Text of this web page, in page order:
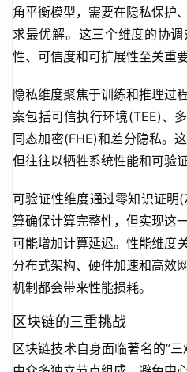
角平衡模型，需要在隐私保护
求最优解。这三个维度的协
性、可信度和可扩展性至关重要
隐私维度聚焦于训练和推理过
案包括可信执行环境(TEE)、
同态加密(FHE)和差分隐私。
但往往以牺牲系统性能和可验
可验证性维度通过零知识证明
算确保计算完整性，但实现这
可能增加计算延迟。性能维度
分布式架构、硬件加速和高效
机制都会带来性能损耗。
区块链的三重挑战
区块链技术自身面临著名的”